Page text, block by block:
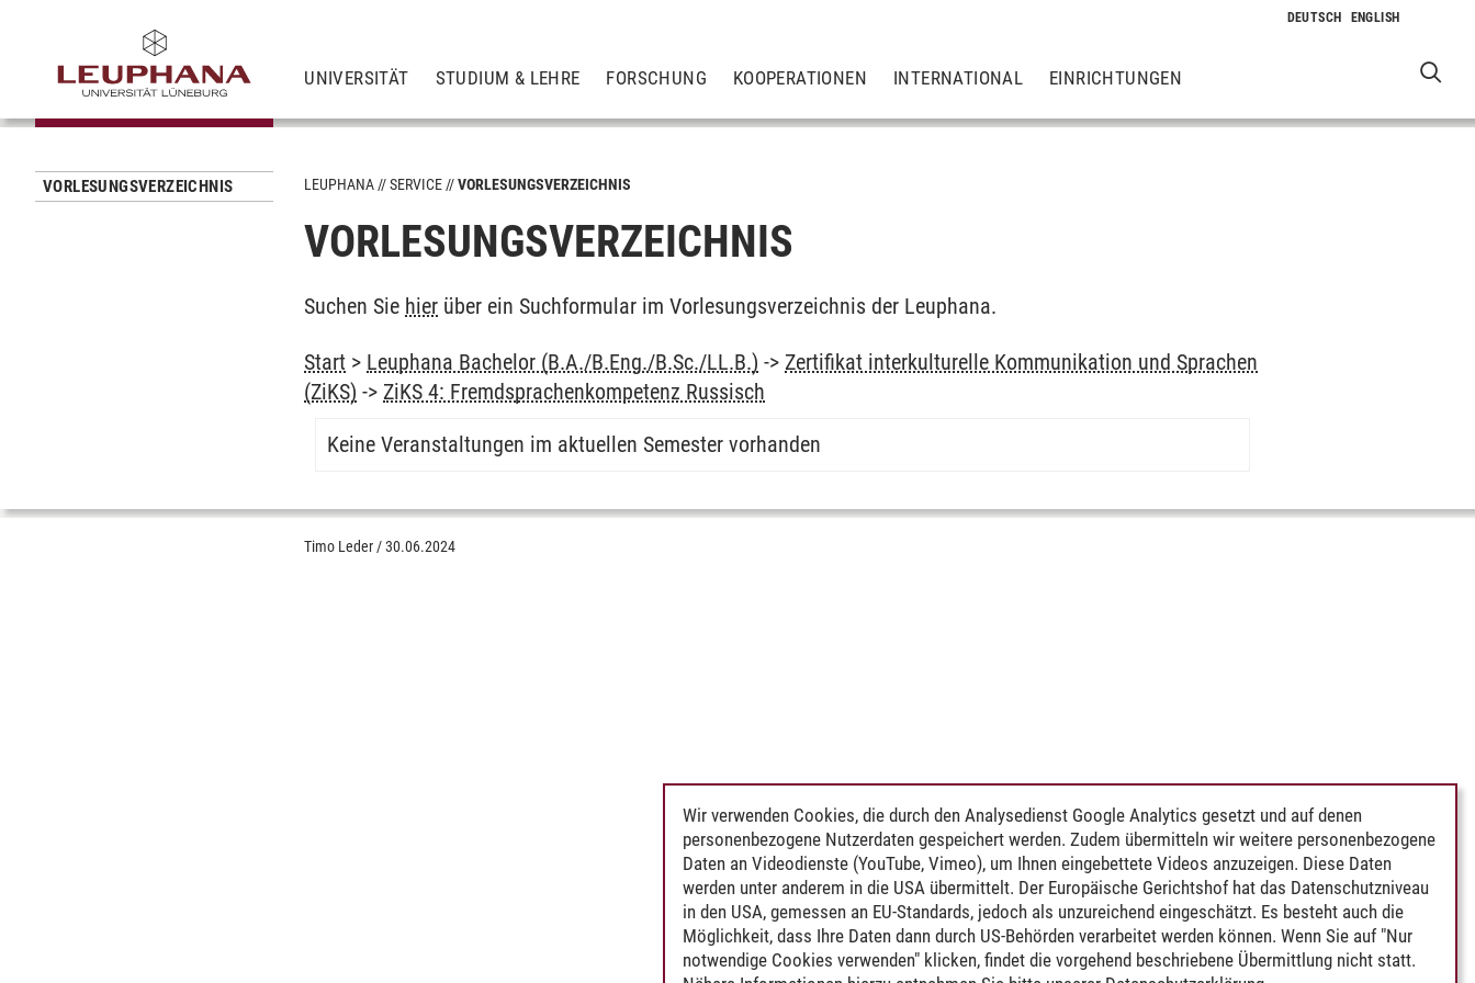
UNIVERSITÄT STUDIUM & LEHRE FORSCHUNG KOOPERATIONEN INTERNATIONAL EINRICHTUNGEN
VORLESUNGSVERZEICHNIS LEUPHANA SERVICE VORLESUNGSVERZEICHNIS
VORLESUNGSVERZEICHNIS
Suchen Sie hier über ein Suchformular im Vorlesungsverzeichnis der Leuphana.
Start > Leuphana Bachelor (B.A./B.Eng./B.Sc./LL.B.) -> Zertifikat interkulturelle Kommunikation und Sprachen
(ZiKS) -> ZiKS 4: Fremdsprachenkompetenz Russisch
Keine Veranstaltungen im aktuellen Semester vorhanden
Timo Leder /30.06.2024
Wir verwenden Cookies, die durch den Analysedienst Google Analytics gesetzt und auf denen
personenbezogene Nutzerdaten gespeichert werden. Zudem übermitteln wir weitere personenbezogene
Daten an Videodienste (YouTube, Vimeo), um Ihnen eingebettete Videos anzuzeigen. Diese Daten
werden unter anderem in die USA übermittelt. Der Europäische Gerichtshof hat das Datenschutzniveau
in den USA, gemessen an EU-Standards, jedoch als unzureichend eingeschätzt. Es besteht auch die
Möglichkeit, dass Ihre Daten dann durch US-Behörden verarbeitet werden können. Wenn Sie auf "Nur
notwendige Cookies verwenden" klicken, findet die vorgehend beschriebene Übermittlung nicht statt.